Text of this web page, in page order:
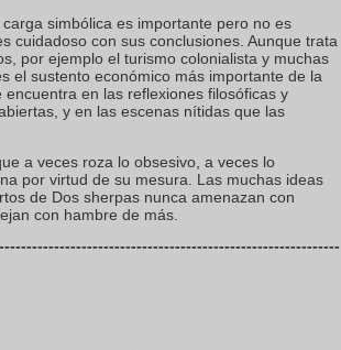
simbólica es importante pero no es
cuidadoso con sus conclusiones. Aunque trata
por ejemplo el turismo colonialista y muchas
el sustento económico más importante de la
en las reflexiones filosóficas y
y en las escenas nítidas que las
a veces roza lo obsesivo, a veces lo
por virtud de su mesura. Las muchas ideas
de Dos sherpas nunca amenazan con
con hambre de más.